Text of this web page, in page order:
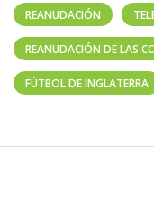
REANUDACIÓN
REANUDACIÓN DE LAS
FÚTBOL DE INGLATERRA